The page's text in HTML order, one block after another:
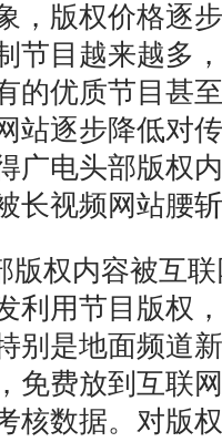
，版权价格逐
节目越来越多
的优质节目甚
站逐步降低对
广电头部版权
长视频网站腰
权内容被互联
利用节目版权
别是地面频道
免费放到互联
核数据。对版